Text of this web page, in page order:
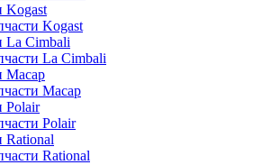
Kogast
Kogast
La Cimbali
La Cimbali
Macap
Macap
Polair
Polair
Rational
Rational